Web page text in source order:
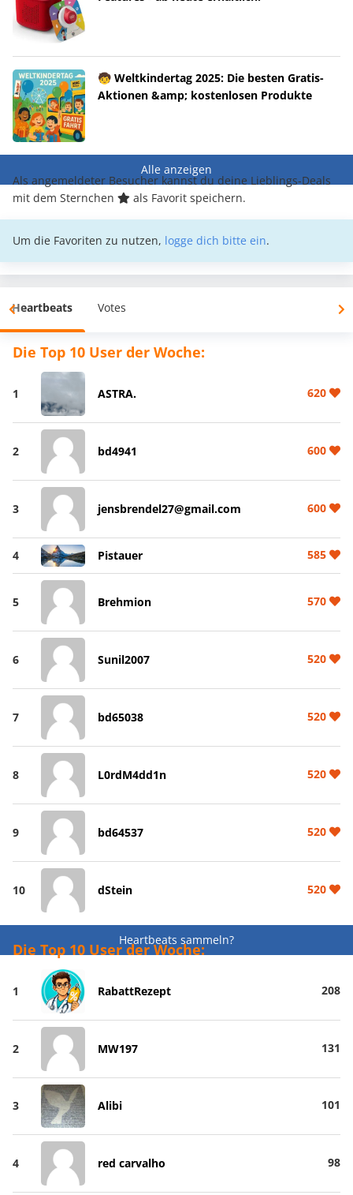
🧒 Weltkindertag 2025: Die besten Gratis-
Aktionen &amp; kostenlosen Produkte
Alle anzeigen
Als angemeldeter Besucher kannst du deine Lieblings-Deals
mit dem Sternchen
als Favorit speichern.
Um die Favoriten zu nutzen, logge dich bitte ein.
Heartbeats Votes
Die Top 10 User der Woche:
1 ASTRA. 620
2 bd4941 600
3 jensbrendel27@gmail.com 600
4 Pistauer 585
5 Brehmion 570
6 Sunil2007 520
7 bd65038 520
8 L0rdM4dd1n 520
9 bd64537 520
10 dStein 520
Heartbeats sammeln?
Die Top 10 User der Woche:
1 RabattRezept 208
2 MW197 131
3 Alibi 101
4 red carvalho 98